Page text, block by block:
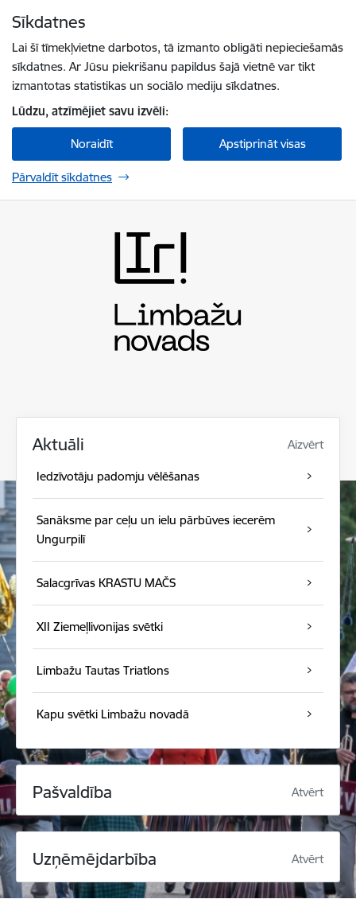
Sīkdatnes
Lai šī tīmekļvietne darbotos, tā izmanto obligāti nepieciešamās
sīkdatnes. Ar Jūsu piekrišanu papildus šajā vietnē var tikt
izmantotas statistikas un sociālo mediju sīkdatnes.
Lūdzu, atzīmējiet savu izvēli:
Noraidīt Apstiprināt visas
Pārvaldīt sīkdatnes
Aktuāli Aizvērt
Iedzīvotāju padomju vēlēšanas
Sanāksme par ceļu un ielu pārbūves iecerēm
Ungurpilī
Salacgrīvas KRASTU MAČS
XII Ziemeļlivonijas svētki
Limbažu Tautas Triatlons
Kapu svētki Limbažu novadā
Pašvaldība Atvērt
Uzņēmējdarbība Atvērt